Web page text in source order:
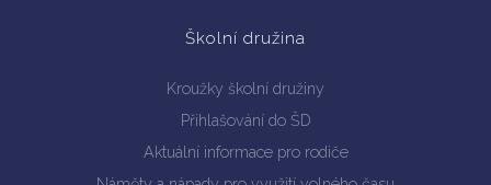
Školní družina
Kroužky školní družiny
Přihlašování do ŠD
Aktuální informace pro rodiče